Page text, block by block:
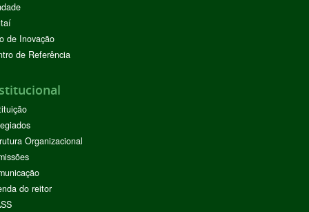
de Inovação
de Referência
Organizacional
do reitor